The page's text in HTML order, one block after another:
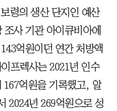
령의 생산 단지인 예산
사 기관 아이큐비아에
억원이던 연간 처방액
프렉사는 2021년 인수
167억원을 기록했고, 알
2024년 269억원으로 성